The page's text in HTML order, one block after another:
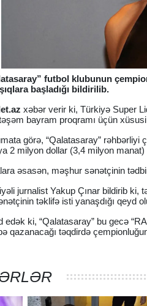
futbol klubunun
başladığı bildirilib.
xəbər verir ki, Türkiyə Super
bayram proqramı üçün xüsusi
görə, “Qalatasaray”
2 milyon dollar (3,4 milyon manat)
əsasən, məşhur sənətçinin
jurnalist Yakup Çınar bildirib ki,
təklifə isti yanaşdığı qeyd
edək ki, “Qalatasaray” bu gecə
qazanacağı təqdirdə